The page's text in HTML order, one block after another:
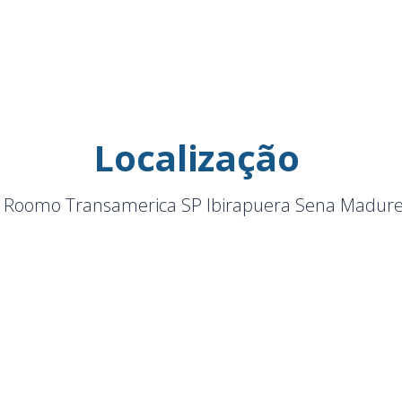
Localização
Transamerica SP Ibirapuera Sena